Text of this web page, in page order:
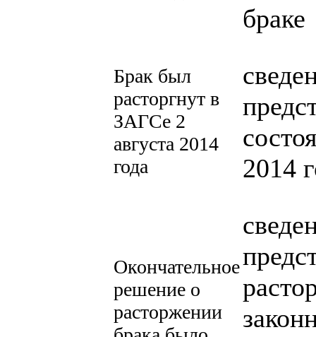
браке
Брак был
расторгнут в
ЗАГСе 2
августа 2014
года
2014
Окончательное
решение о
расторжении